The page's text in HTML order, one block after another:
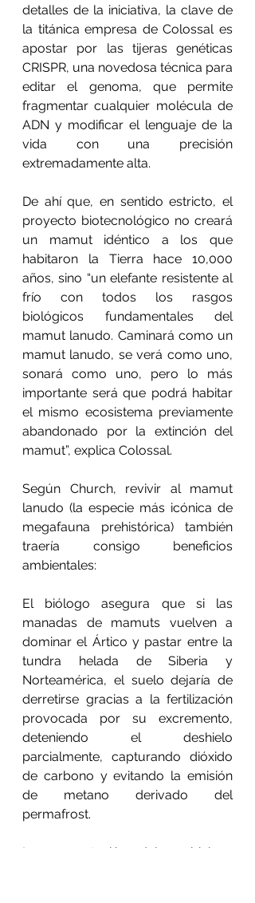
detalles de la iniciativa, la clave de
la titánica empresa de Colossal es
apostar por las tijeras genéticas
CRISPR, una novedosa técnica para
editar el genoma, que permite
fragmentar cualquier molécula de
ADN y modificar el lenguaje de la
vida con una precisión
extremadamente alta.
De ahí que, en sentido estricto, el
proyecto biotecnológico no creará
un mamut idéntico a los que
habitaron la Tierra hace 10,000
años, sino “un elefante resistente al
frío con todos los rasgos
biológicos fundamentales del
mamut lanudo. Caminará como un
mamut lanudo, se verá como uno,
sonará como uno, pero lo más
importante será que podrá habitar
el mismo ecosistema previamente
abandonado por la extinción del
mamut”, explica Colossal.
Según Church, revivir al mamut
lanudo (la especie más icónica de
megafauna prehistórica) también
traería consigo beneficios
ambientales:
El biólogo asegura que si las
manadas de mamuts vuelven a
dominar el Ártico y pastar entre la
tundra helada de Siberia y
Norteamérica, el suelo dejaría de
derretirse gracias a la fertilización
provocada por su excremento,
deteniendo el deshielo
parcialmente, capturando dióxido
de carbono y evitando la emisión
de metano derivado del
permafrost.
La presentación del ambicioso